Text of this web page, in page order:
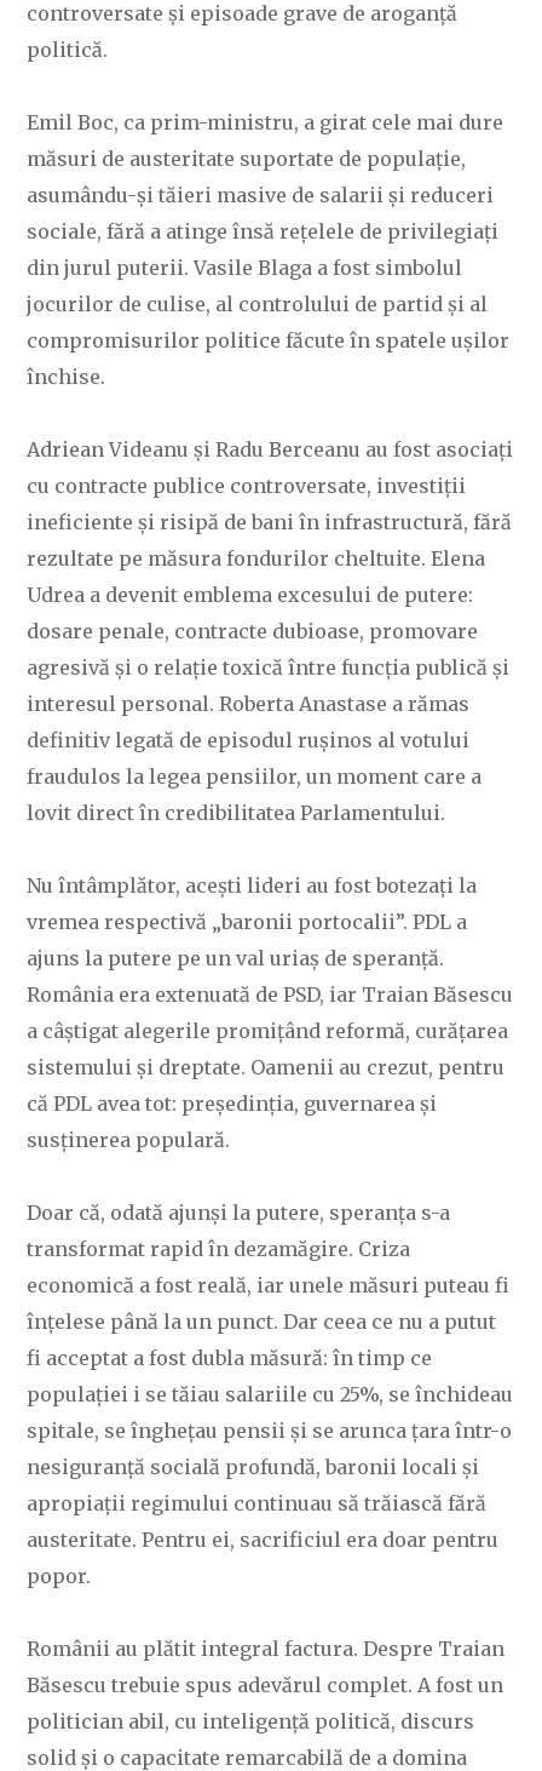
controversate și episoade grave de aroganță
politică.
Emil Boc, ca prim-ministru, a girat cele mai dure
măsuri de austeritate suportate de populație,
asumându-și tăieri masive de salarii și reduceri
sociale, fără a atinge însă rețelele de privilegiați
din jurul puterii. Vasile Blaga a fost simbolul
jocurilor de culise, al controlului de partid și al
compromisurilor politice făcute în spatele ușilor
închise.
Adriean Videanu și Radu Berceanu au fost asociați
cu contracte publice controversate, investiții
ineficiente și risipă de bani în infrastructură, fără
rezultate pe măsura fondurilor cheltuite. Elena
Udrea a devenit emblema excesului de putere:
dosare penale, contracte dubioase, promovare
agresivă și o relație toxică între funcția publică și
interesul personal. Roberta Anastase a rămas
definitiv legată de episodul rușinos al votului
fraudulos la legea pensiilor, un moment care a
lovit direct în credibilitatea Parlamentului.
Nu întâmplător, acești lideri au fost botezați la
vremea respectivă „baronii portocalii”. PDL a
ajuns la putere pe un val uriaș de speranță.
România era extenuată de PSD, iar Traian Băsescu
a câștigat alegerile promițând reformă, curățarea
sistemului și dreptate. Oamenii au crezut, pentru
că PDL avea tot: președinția, guvernarea și
susținerea populară.
Doar că, odată ajunși la putere, speranța s-a
transformat rapid în dezamăgire. Criza
economică a fost reală, iar unele măsuri puteau fi
înțelese până la un punct. Dar ceea ce nu a putut
fi acceptat a fost dubla măsură: în timp ce
populației i se tăiau salariile cu 25%, se închideau
spitale, se înghețau pensii și se arunca țara într-o
nesiguranță socială profundă, baronii locali și
apropiații regimului continuau să trăiască fără
austeritate. Pentru ei, sacrificiul era doar pentru
popor.
Românii au plătit integral factura. Despre Traian
Băsescu trebuie spus adevărul complet. A fost un
politician abil, cu inteligență politică, discurs
solid și o capacitate remarcabilă de a domina